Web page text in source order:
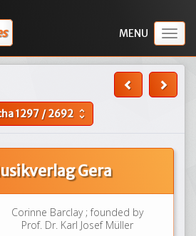
1297/2692 unfold_more
Gera
Corinne Barclay ; founded by
Prof. Dr. Karl Josef Müller